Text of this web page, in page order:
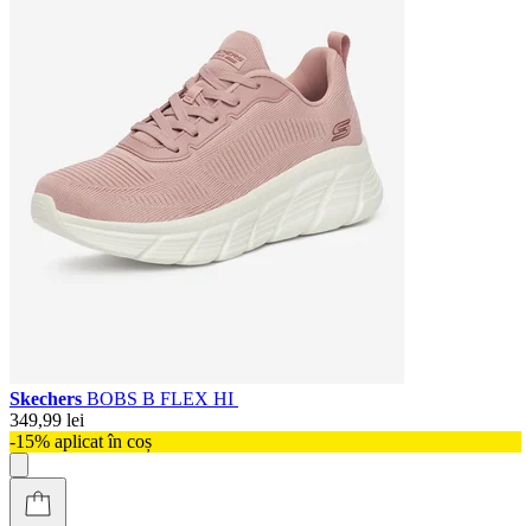
Skechers BOBS B FLEX HI
349,99 lei
-15% aplicat în coș